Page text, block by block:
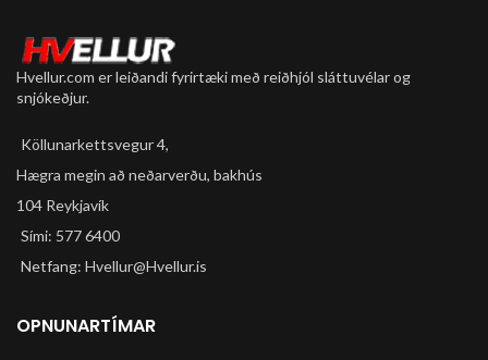
Hvellur.com er leiðandi fyrirtæki með reiðhjól sláttuvélar og
snjókeðjur.
Köllunarkettsvegur 4,
Hægra megin að neðarverðu, bakhús
104 Reykjavík
Sími: 577 6400
Netfang: Hvellur@Hvellur.is
OPNUNARTÍMAR